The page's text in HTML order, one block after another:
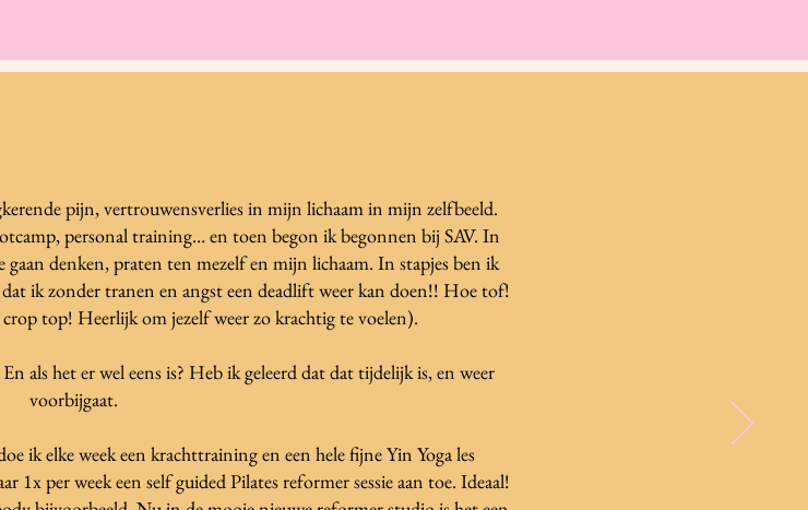
pijn, vertrouwensverlies in mijn lichaam in mijn zelfbeeld.
personal training… en toen begon ik begonnen bij SAV. In
gaan denken, praten ten mezelf en mijn lichaam. In stapjes ben ik
ik zonder tranen en angst een deadlift weer kan doen!! Hoe tof!
top! Heerlijk om jezelf weer zo krachtig te voelen).
als het er wel eens is? Heb ik geleerd dat dat tijdelijk is, en weer
voorbijgaat.
ik elke week een krachttraining en een hele fijne Yin Yoga les
1x per week een self guided Pilates reformer sessie aan toe. Ideaal!